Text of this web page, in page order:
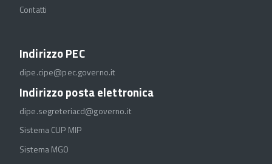
Contatti
Indirizzo PEC
dipe.cipe@pec.governo.it
Indirizzo posta elettronica
dipe.segreteriacd@governo.it
Sistema CUP MIP
Sistema MGO